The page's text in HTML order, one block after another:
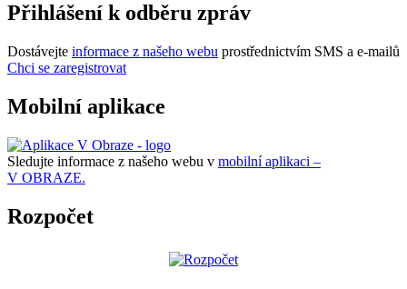
Přihlášení k odběru zpráv
Dostávejte informace z našeho webu prostřednictvím SMS a e-mailů
Chci se zaregistrovat
Mobilní aplikace
Sledujte informace z našeho webu v mobilní aplikaci –
V OBRAZE.
Rozpočet